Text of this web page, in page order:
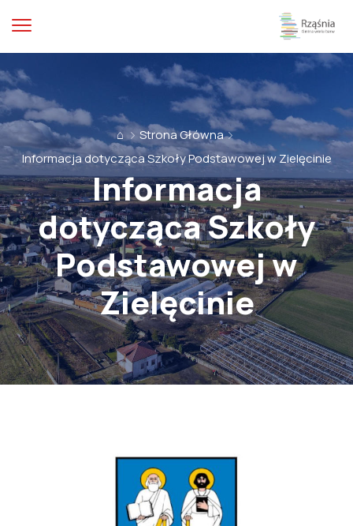
⌂
Strona Główna
Informacja dotycząca Szkoły Podstawowej w Zielęcinie
Informacja
dotycząca Szkoły
Podstawowej w
Zielęcinie